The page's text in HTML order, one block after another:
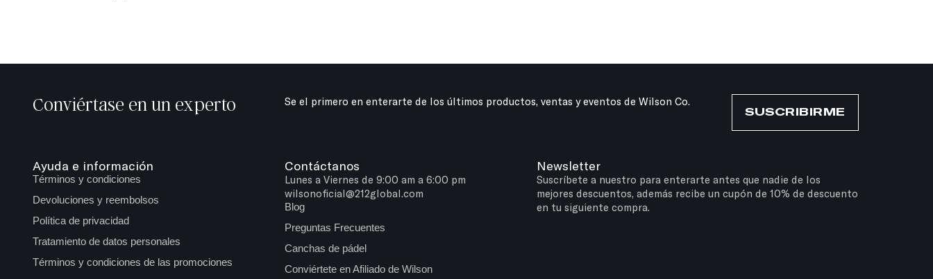
Conviértase en un experto Se el primero en enterarte de los últimos productos, ventas y eventos de Wilson Co.
SUSCRIBIRME
Ayuda e información
Términos y condiciones
Devoluciones y reembolsos
Política de privacidad
Tratamiento de datos personales
Términos y condiciones de las promociones
Contáctanos
Lunes a Viernes de 9:00 am a 6:00 pm
wilsonoficial@212global.com
Blog
Preguntas Frecuentes
Canchas de pádel
Conviértete en Afiliado de Wilson
Newsletter
Suscríbete a nuestro para enterarte antes que nadie de los
mejores descuentos, además recibe un cupón de 10% de descuento
en tu siguiente compra.